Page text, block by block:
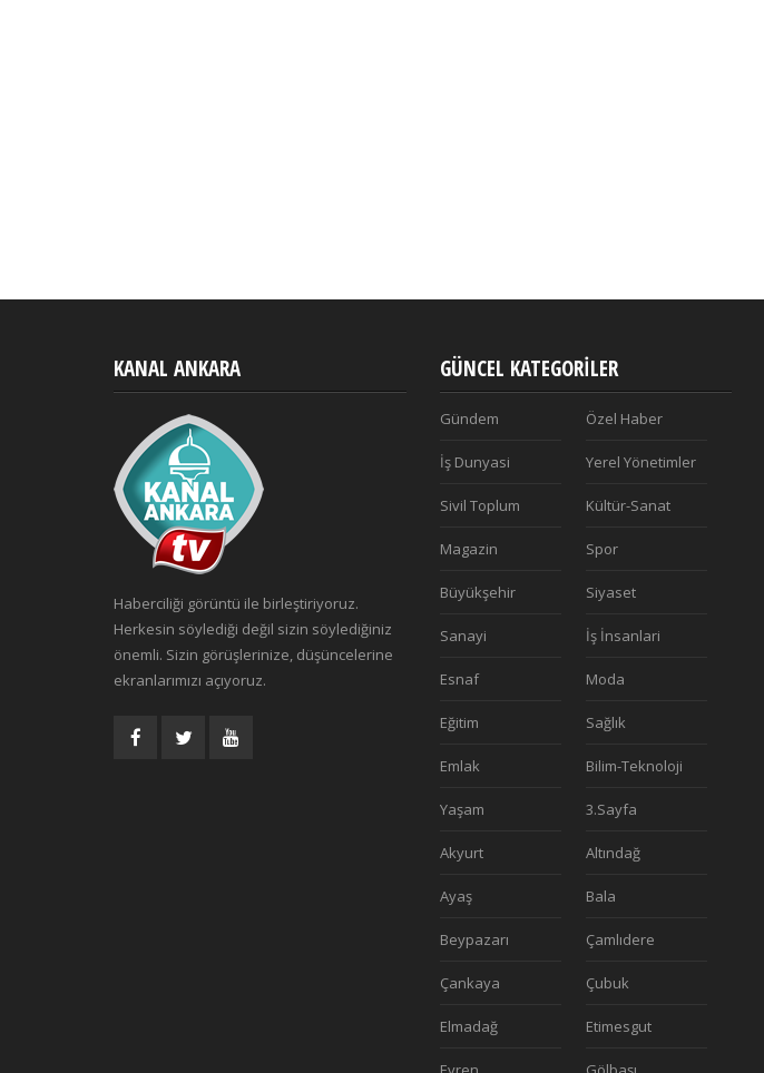
KANAL ANKARA
Haberciliği görüntü ile birleştiriyoruz.
Herkesin söylediği değil sizin söylediğiniz
önemli. Sizin görüşlerinize, düşüncelerine
ekranlarımızı açıyoruz.
GÜNCEL KATEGORILER
Gündem Özel Haber
İş Dunyasi Yerel Yönetimler
Sivil Toplum Kültür-Sanat
Magazin Spor
Büyükşehir Siyaset
Sanayi İş İnsanlari
Esnaf Moda
Eğitim Sağlık
Emlak Bilim-Teknoloji
Yaşam 3.Sayfa
Akyurt Altındağ
Ayaş Bala
Beypazarı Çamlıdere
Çankaya Çubuk
Elmadağ Etimesgut